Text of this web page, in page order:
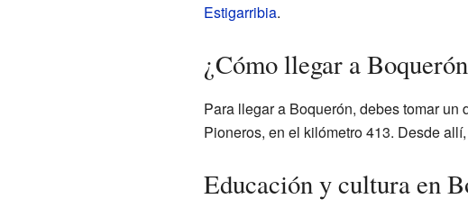
Estigarribia.
¿Cómo llegar a
Para llegar a Boquerón, debes tomar
Pioneros, en el kilómetro 413. Desde
Educación y cultura en